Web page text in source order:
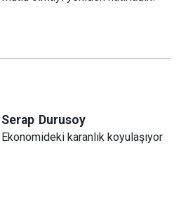
Serap Durusoy
Ekonomideki karanlık koyulaşıyor